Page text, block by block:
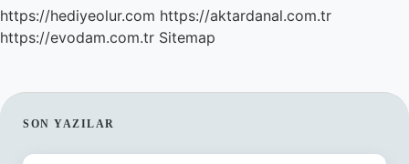
Hakkımızda
https://hediyeolur.com https://aktardanal.com.tr
https://evodam.com.tr Sitemap
SIDEBAR
SON YAZILAR